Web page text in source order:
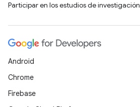
Participar en los estudios de investigación
Android
Chrome
Firebase